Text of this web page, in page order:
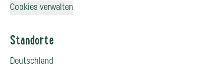
Cookies verwalten
Standorte
Deutschland